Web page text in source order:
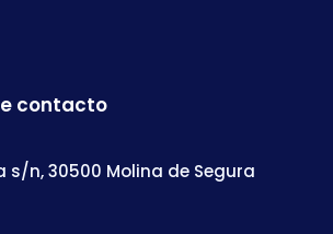
contacto
s/n, 30500 Molina de Segura